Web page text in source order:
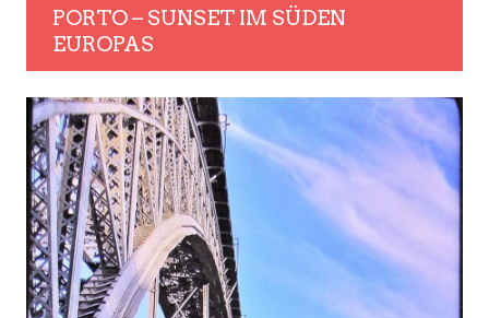
PORTO – SUNSET IM SÜDEN
EUROPAS